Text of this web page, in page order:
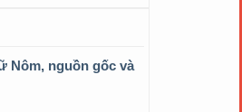
Nôm, nguồn gốc và